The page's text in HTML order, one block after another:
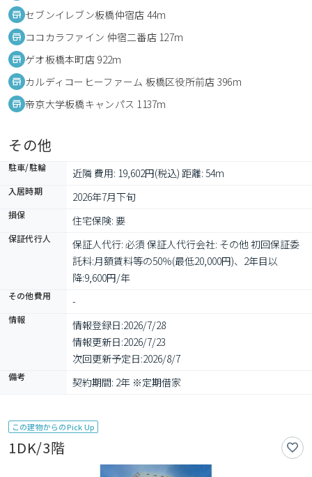
セブンイレブン板橋仲宿店 44m
ココカラファイン 仲宿二番店 127m
ゲオ板橋本町店 922m
カルディコーヒーファーム 板橋区役所前店 396m
帝京大学板橋キャンパス 1137m
その他
駐車/駐輪 近隣 費用: 19,602円(税込) 距離: 54m
入居時期 2026年7月下旬
損保 住宅保険: 要
保証代行人
保証人代行: 必須 保証人代行会社: その他 初回保証委
託料:月額賃料等の50％(最低20,000円)、2年目以
降:9,600円/年
その他費用 -
情報 情報登録日:2026/7/28
情報更新日:2026/7/23
次回更新予定日:2026/8/7
備考 契約期間: 2年 ※定期借家
この建物からのPick Up
1DK/3階